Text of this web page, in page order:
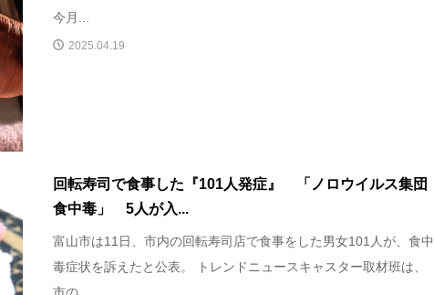
今月...
2025.04.19
回転寿司で食事した『101人発症』 「ノロウイルス集団
食中毒」 5人が入...
富山市は11日、市内の回転寿司店で食事をした男女101人が、食中
毒症状を訴えたと公表。 トレンドニュースキャスター取材班は、
市の...